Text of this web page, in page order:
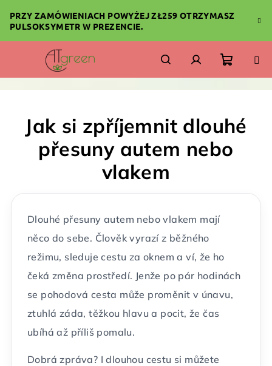
treści
PRZY ZAMÓWIENIACH POWYŻEJ ZŁ259 OTRZYMASZ
PULSOKSYMETR W PREZENCIE.
SzukajZalogujKoszyk
Jak si zpříjemnit dlouhé
přesuny autem nebo
vlakem
Dlouhé přesuny autem nebo vlakem mají
něco do sebe. Člověk vyrazí z běžného
režimu, sleduje cestu za oknem a ví, že ho
čeká změna prostředí. Jenže po pár hodinách
se pohodová cesta může proměnit v únavu,
ztuhlá záda, těžkou hlavu a pocit, že čas
ubíhá až příliš pomalu.
Dobrá zpráva? I dlouhou cestu si můžete